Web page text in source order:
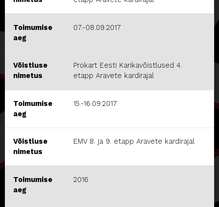
Toimumise
aeg
07.-08.09.2017
Võistluse
nimetus
Prokart Eesti Karikavõistlused 4.
etapp Aravete kardirajal
Toimumise
aeg
15.-16.09.2017
Võistluse
nimetus
EMV 8. ja 9. etapp Aravete kardirajal
Toimumise
aeg
2016